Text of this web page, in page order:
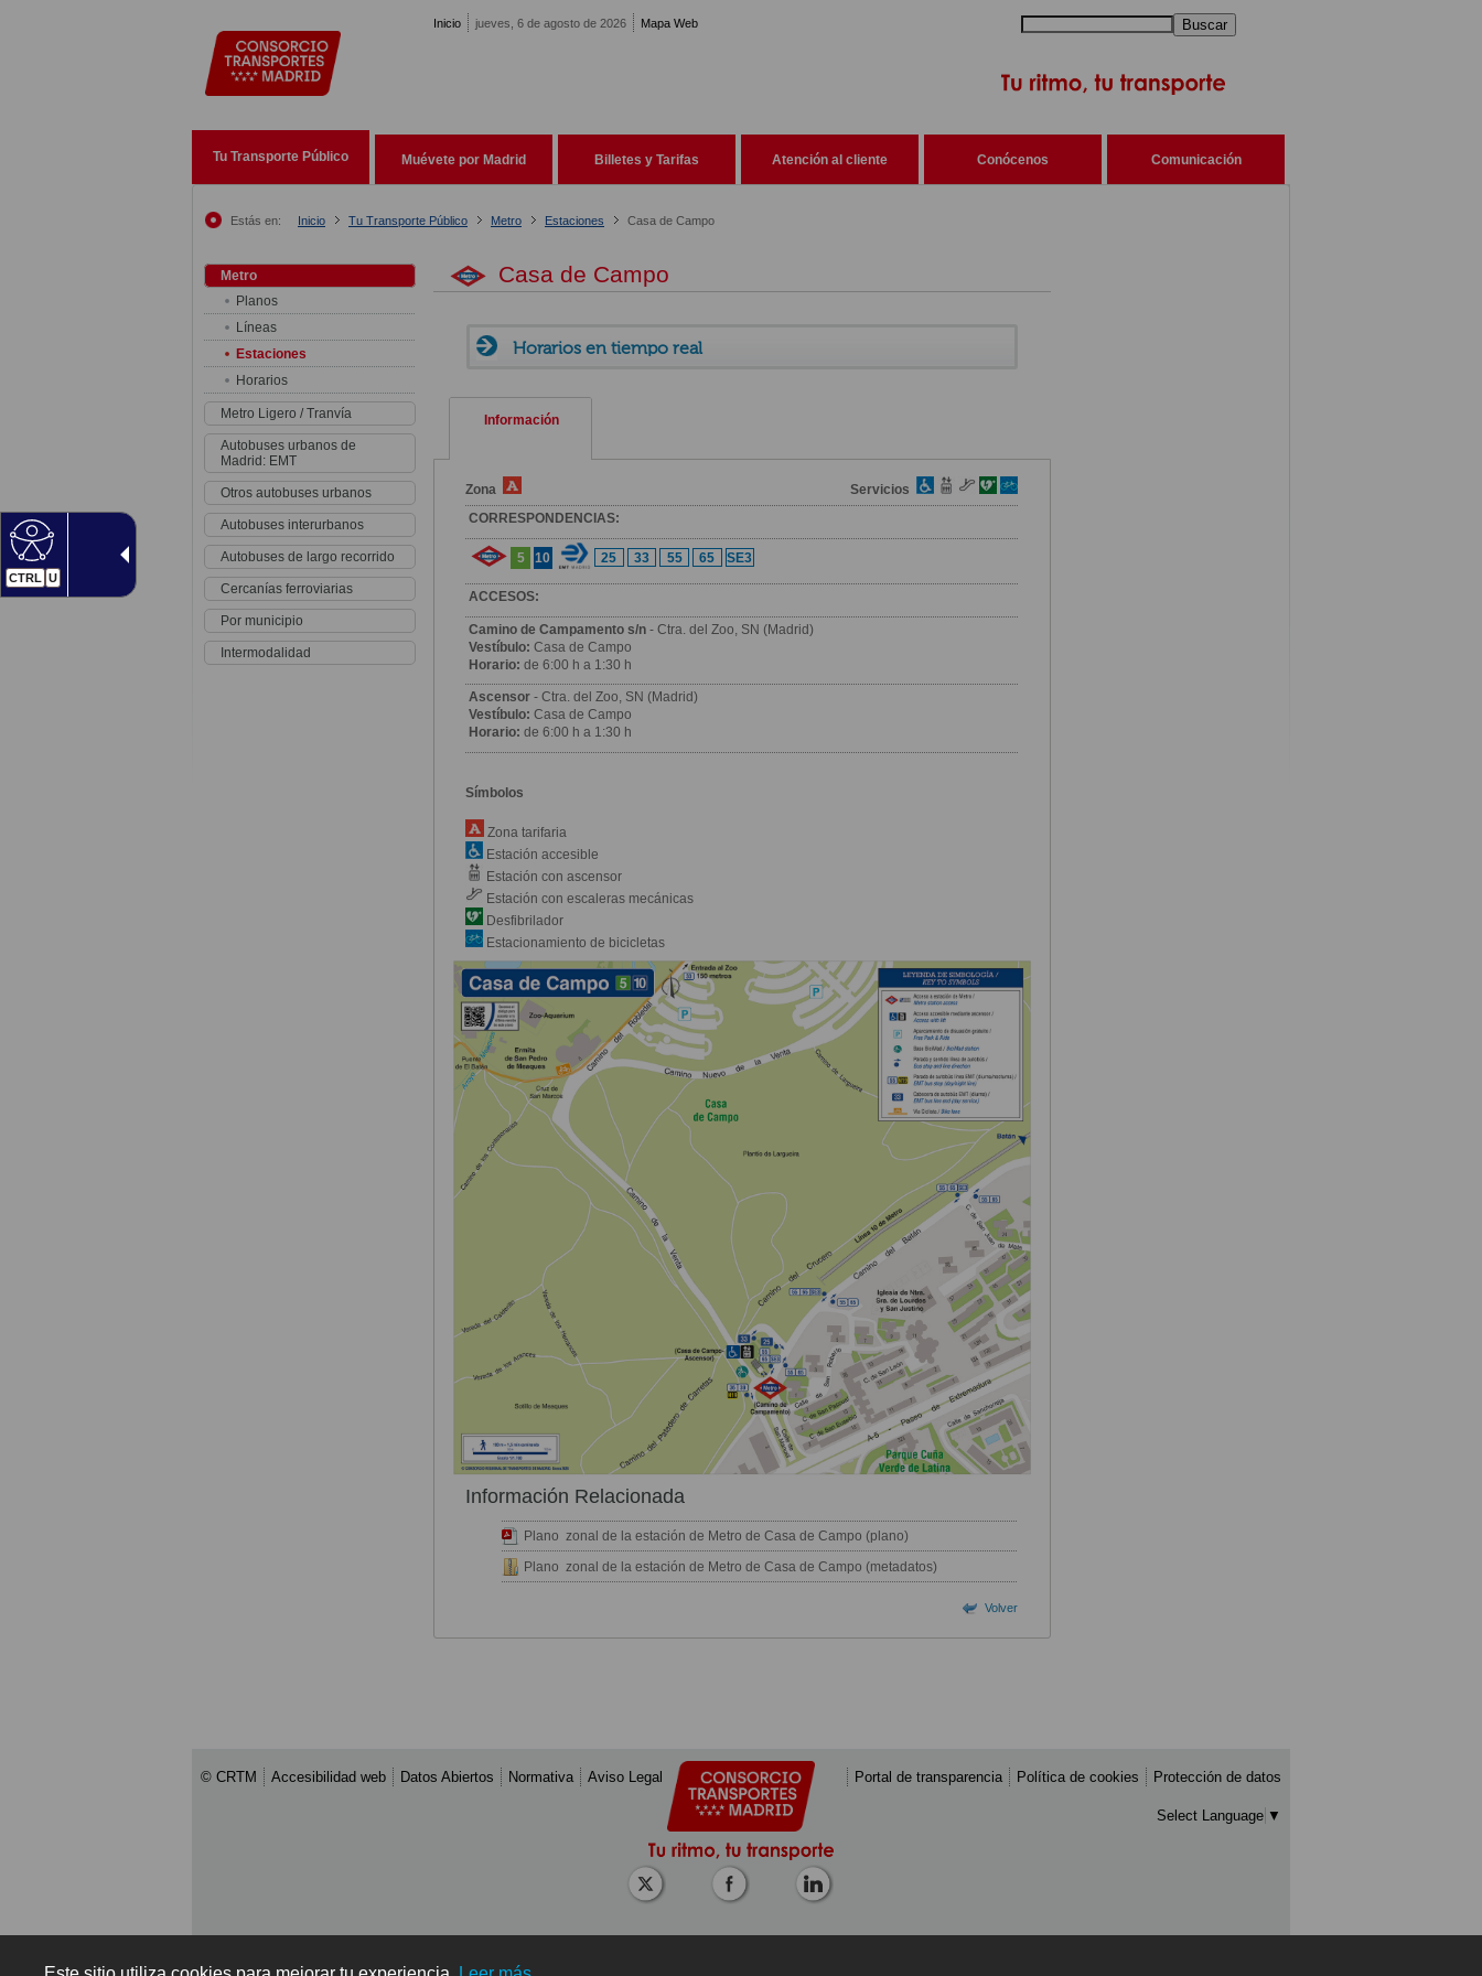
CTRL U
Inicio jueves, 6 de agosto de 2026 Mapa Web Buscar
Tu Transporte Público Muévete por Madrid Billetes y Tarifas Atención al cliente Conócenos Comunicación
Estás en: Inicio Tu Transporte Público Metro Estaciones Casa de Campo
Metro
Planos
Líneas
Estaciones
Horarios
Metro Ligero / Tranvía
Autobuses urbanos de
Madrid: EMT
Otros autobuses urbanos
Autobuses interurbanos
Autobuses de largo recorrido
Cercanías ferroviarias
Por municipio
Intermodalidad
Casa de Campo
Horarios en tiempo real
Información
Zona
Servicios
CORRESPONDENCIAS:
5 10 25 33 55 65 SE3
ACCESOS:
Camino de Campamento s/n - Ctra. del Zoo, SN (Madrid)
Vestíbulo: Casa de Campo
Horario: de 6:00 h a 1:30 h
Ascensor - Ctra. del Zoo, SN (Madrid)
Vestíbulo: Casa de Campo
Horario: de 6:00 h a 1:30 h
Símbolos
Zona tarifaria
Estación accesible
Estación con ascensor
Estación con escaleras mecánicas
Desfibrilador
Estacionamiento de bicicletas
Información Relacionada
Plano zonal de la estación de Metro de Casa de Campo (plano)
Plano zonal de la estación de Metro de Casa de Campo (metadatos)
Volver
© CRTM Accesibilidad web Datos Abiertos Normativa Aviso Legal Portal de transparencia Política de cookies Protección de datos
Select Language ▼